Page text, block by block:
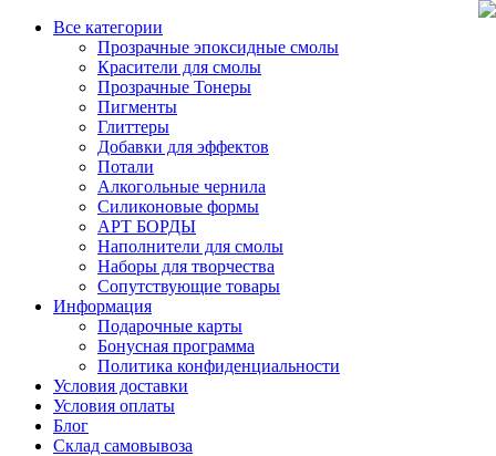
Все категории
Прозрачные эпоксидные смолы
Красители для смолы
Прозрачные Тонеры
Пигменты
Глиттеры
Добавки для эффектов
Потали
Алкогольные чернила
Силиконовые формы
АРТ БОРДЫ
Наполнители для смолы
Наборы для творчества
Сопутствующие товары
Информация
Подарочные карты
Бонусная программа
Политика конфиденциальности
Условия доставки
Условия оплаты
Блог
Склад самовывоза